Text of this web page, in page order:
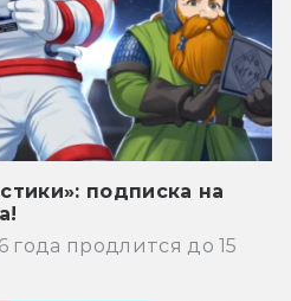
подписка на
года продлится до 15